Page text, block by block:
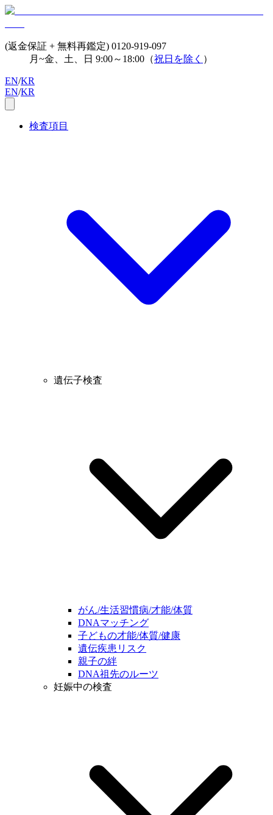
(返金保証 + 無料再鑑定) 0120-919-097
月~金、土、日 9:00～18:00（祝日を除く ）
EN/KR
EN/KR
検査項目
遺伝子検査
がん/生活習慣病/才能/体質
DNAマッチング
子どもの才能/体質/健康
遺伝疾患リスク
親子の絆
DNA祖先のルーツ
妊娠中の検査